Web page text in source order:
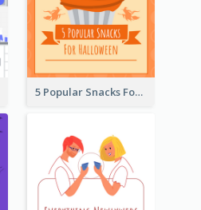
5 Popular Snacks For Halloween